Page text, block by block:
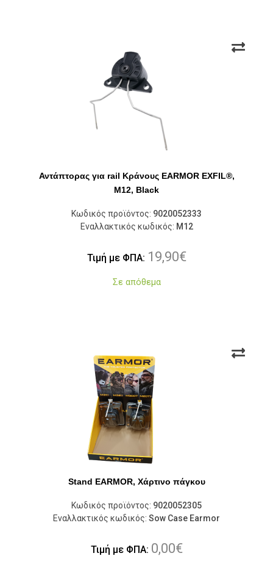
Αντάπτορας για rail Κράνους EARMOR EXFIL®,
M12, Black
Κωδικός προϊόντος: 9020052333
Εναλλακτικός κωδικός: M12
Τιμή με ΦΠΑ: 19,90€
Σε απόθεμα
Stand EARMOR, Χάρτινο πάγκου
Κωδικός προϊόντος: 9020052305
Εναλλακτικός κωδικός: Sow Case Earmor
Τιμή με ΦΠΑ: 0,00€